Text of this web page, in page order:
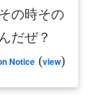
の時その
だぜ？
Notice (view)